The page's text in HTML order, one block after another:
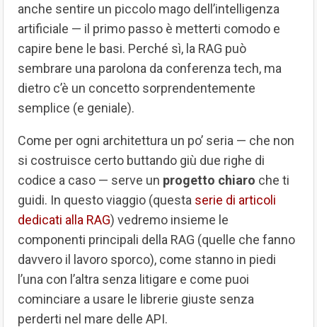
anche sentire un piccolo mago dell’intelligenza
artificiale — il primo passo è metterti comodo e
capire bene le basi. Perché sì, la RAG può
sembrare una parolona da conferenza tech, ma
dietro c’è un concetto sorprendentemente
semplice (e geniale).
Come per ogni architettura un po’ seria — che non
si costruisce certo buttando giù due righe di
codice a caso — serve un progetto chiaro che ti
guidi. In questo viaggio (questa serie di articoli
dedicati alla RAG) vedremo insieme le
componenti principali della RAG (quelle che fanno
davvero il lavoro sporco), come stanno in piedi
l’una con l’altra senza litigare e come puoi
cominciare a usare le librerie giuste senza
perderti nel mare delle API.